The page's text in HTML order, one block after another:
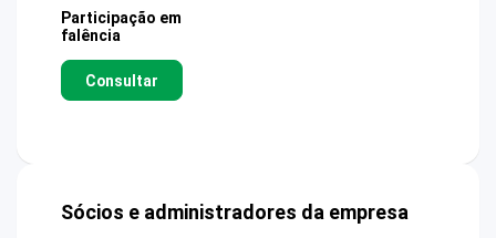
Participação em
falência
Consultar
Sócios e administradores da empresa